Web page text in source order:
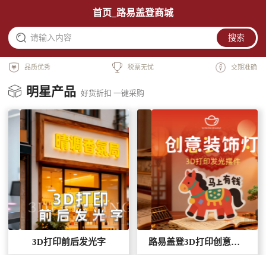
首页_路易盖登商城
请输入内容 搜索
品质优秀 税票无忧 交期准确
明星产品 好货折扣 一键采购
3D打印前后发光字 路易盖登3D打印创意装饰灯宝马款【马上有钱】